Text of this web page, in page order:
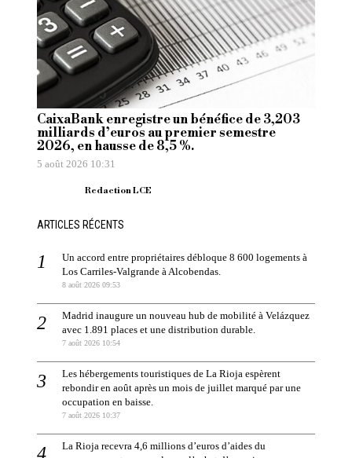
CaixaBank enregistre un bénéfice de 3,203
milliards d’euros au premier semestre
2026, en hausse de 8,5 %.
5 août 2026 10:31
Redaction LCE
ARTICLES RÉCENTS
Un accord entre propriétaires débloque 8 600 logements à
Los Carriles-Valgrande à Alcobendas.
8 août 2026 09:53
Madrid inaugure un nouveau hub de mobilité à Velázquez
avec 1.891 places et une distribution durable.
7 août 2026 10:54
Les hébergements touristiques de La Rioja espèrent
rebondir en août après un mois de juillet marqué par une
occupation en baisse.
7 août 2026 10:37
La Rioja recevra 4,6 millions d’euros d’aides du